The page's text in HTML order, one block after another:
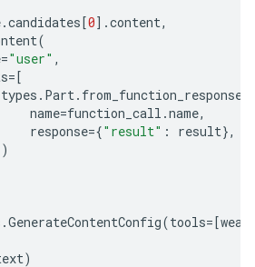
.candidates[0] .content,
(
="user" ,
=[
types . Part. from_function_response
name=function_call .name,
response={"result" : result},
)
.GenerateContentConfig(tools=[
)